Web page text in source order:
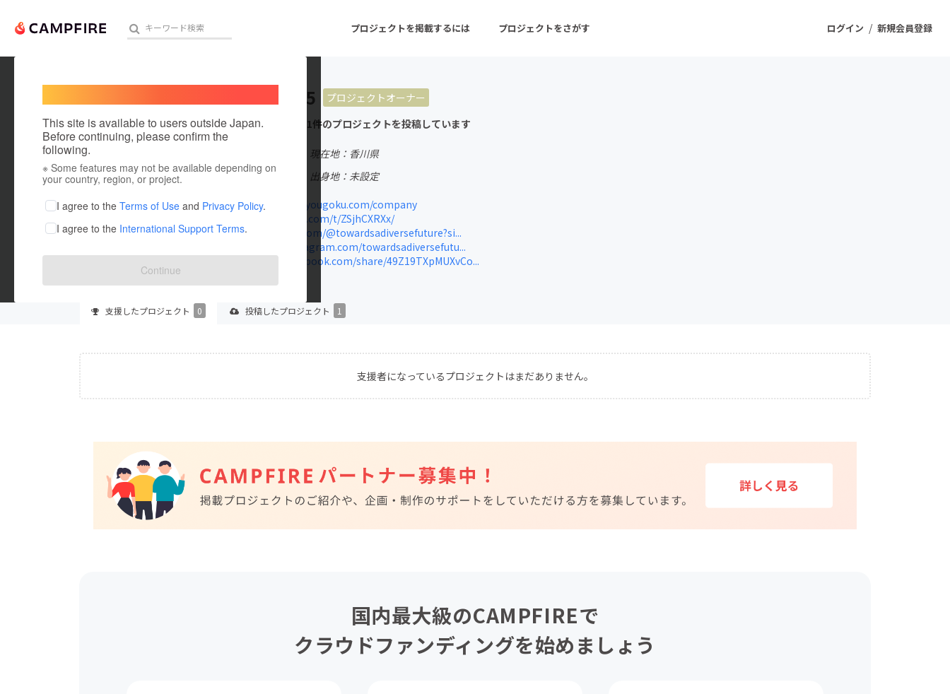
ログイン / 新規会員登録
プロジェクトを掲載するには プロジェクトをさがす
人気のプロジェクト 注目のリターン 注目の新着プロジェクト
アート・写真 音楽
テクノロジー・ガジェット
ゲーム・サービス開発
映像・映画
書籍・雑誌出版
ビジネス・起業
チャレンジ
まちづくり・地域活性化
This site is available to users outside Japan.
Before continuing, please confirm the
following.
※ Some features may not be available depending on
your country, region, or project.
I agree to the Terms of Use and Privacy Policy.
I agree to the International Support Terms.
Continue
TDF2025
プロジェクトオーナー
これまでに1件のプロジェクトを投稿しています
現在地：香川県
出身国：日本
出身地：未設定
www.kk-kyougoku.com/company
lite.tiktok.com/t/ZSjhCXRXx/
youtube.com/@towardsadiversefuture?si...
www.instagram.com/towardsadiversefutu...
www.facebook.com/share/49Z19TXpMUXvCo...
支援したプロジェクト 0 投稿したプロジェクト 1
支援者になっているプロジェクトはまだありません。
国内最大級のCAMPFIREで
クラウドファンディングを始めましょう